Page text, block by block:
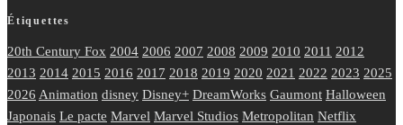
Étiquettes
20th Century Fox 2004 2006 2007 2008 2009 2010 2011 2012
2013 2014 2015 2016 2017 2018 2019 2020 2021 2022 2023 2025
2026 Animation disney Disney+ DreamWorks Gaumont Halloween
Japonais Le pacte Marvel Marvel Studios Metropolitan Netflix